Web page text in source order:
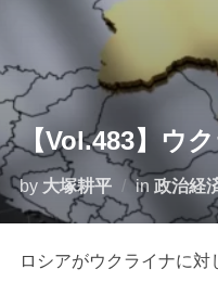
プ
【Vol.483】ウ
by 大塚耕平 in 政治経
ロシアがウクライナに